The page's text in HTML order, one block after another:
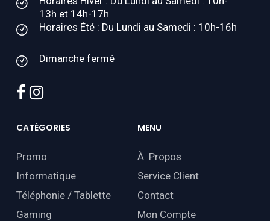
13h et 14h-17h
Horaires Été : Du Lundi au Samedi : 10h-16h
Dimanche fermé
facebook
instagram
CATÉGORIES
Promo
Informatique
Téléphonie / Tablette
Gaming
MENU
À Propos
Service Client
Contact
Mon Compte